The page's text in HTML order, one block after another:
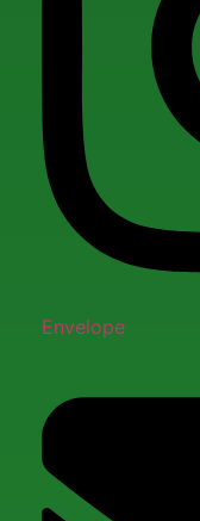
Envelope